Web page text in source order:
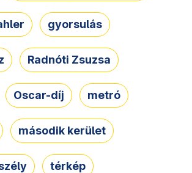
gyorsulás
Radnóti Zsuzsa
Oscar-díj metró
második kerület
térkép